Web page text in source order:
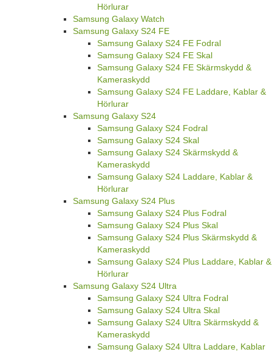
Hörlurar
Samsung Galaxy Watch
Samsung Galaxy S24 FE
Samsung Galaxy S24 FE Fodral
Samsung Galaxy S24 FE Skal
Samsung Galaxy S24 FE Skärmskydd &
Kameraskydd
Samsung Galaxy S24 FE Laddare, Kablar &
Hörlurar
Samsung Galaxy S24
Samsung Galaxy S24 Fodral
Samsung Galaxy S24 Skal
Samsung Galaxy S24 Skärmskydd &
Kameraskydd
Samsung Galaxy S24 Laddare, Kablar &
Hörlurar
Samsung Galaxy S24 Plus
Samsung Galaxy S24 Plus Fodral
Samsung Galaxy S24 Plus Skal
Samsung Galaxy S24 Plus Skärmskydd &
Kameraskydd
Samsung Galaxy S24 Plus Laddare, Kablar &
Hörlurar
Samsung Galaxy S24 Ultra
Samsung Galaxy S24 Ultra Fodral
Samsung Galaxy S24 Ultra Skal
Samsung Galaxy S24 Ultra Skärmskydd &
Kameraskydd
Samsung Galaxy S24 Ultra Laddare, Kablar